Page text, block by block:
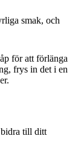
smak, och
för att förlänga
frys in det i en
bidra till ditt